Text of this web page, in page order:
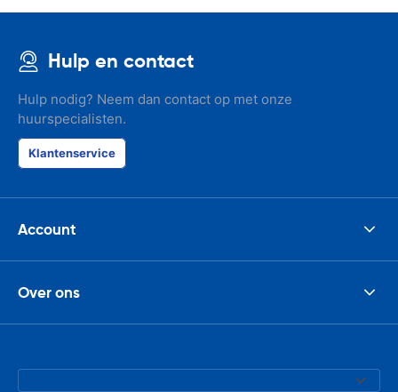
Hulp en contact
Hulp nodig? Neem dan contact op met onze
huurspecialisten.
Klantenservice
Account
Over ons